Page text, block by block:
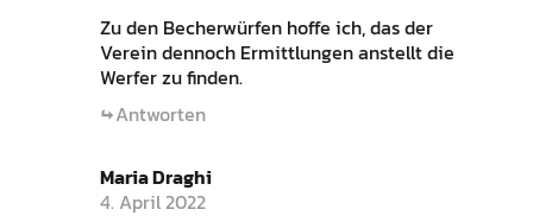
Zu den Becherwürfen hoffe ich, das der
Verein dennoch Ermittlungen anstellt die
Werfer zu finden.
Antworten
Maria Draghi
4. April 2022